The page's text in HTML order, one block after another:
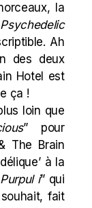
la
Ah
des deux
Hotel est
ça !
loin que
” pour
The Brain
à la
i” qui
fait